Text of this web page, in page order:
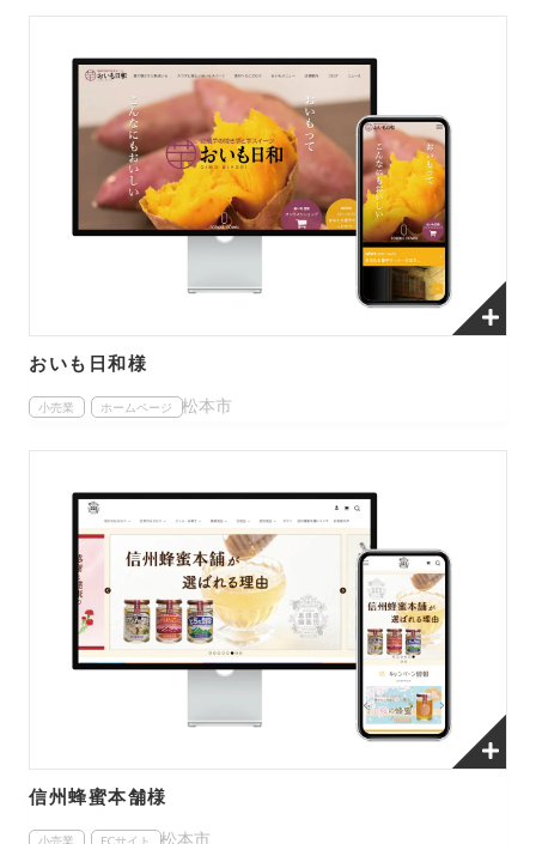
おいも日和様
小売業 ホームページ 松本市
信州蜂蜜本舗様
小売業 ECサイト 松本市